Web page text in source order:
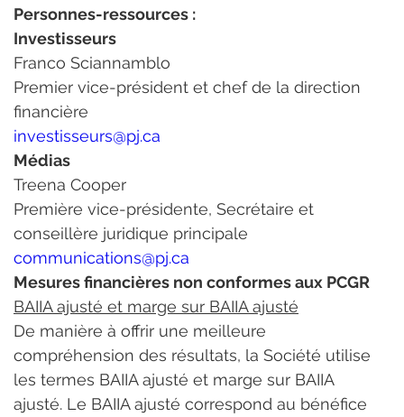
Personnes-ressources :
Investisseurs
Franco Sciannamblo
Premier vice-président et chef de la direction
financière
investisseurs@pj.ca
Médias
Treena Cooper
Première vice-présidente, Secrétaire et
conseillère juridique principale
communications@pj.ca
Mesures financières non conformes aux PCGR
BAIIA ajusté et marge sur BAIIA ajusté
De manière à offrir une meilleure
compréhension des résultats, la Société utilise
les termes BAIIA ajusté et marge sur BAIIA
ajusté. Le BAIIA ajusté correspond au bénéfice